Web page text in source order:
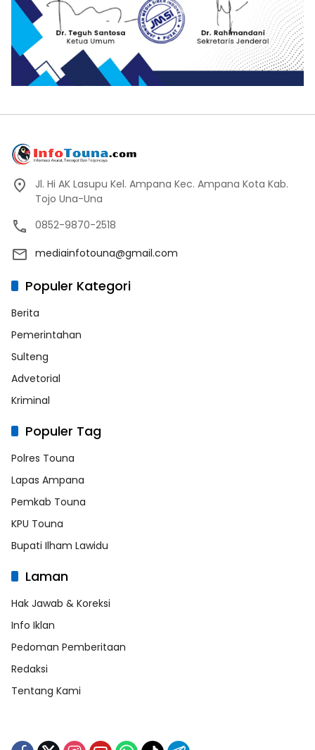
Jl. Hi AK Lasupu Kel. Ampana Kec. Ampana Kota Kab.
Tojo Una-Una
0852-9870-2518
mediainfotouna@gmail.com
Populer Kategori
Berita
Pemerintahan
Sulteng
Advetorial
Kriminal
Populer Tag
Polres Touna
Lapas Ampana
Pemkab Touna
KPU Touna
Bupati Ilham Lawidu
Laman
Hak Jawab & Koreksi
Info Iklan
Pedoman Pemberitaan
Redaksi
Tentang Kami